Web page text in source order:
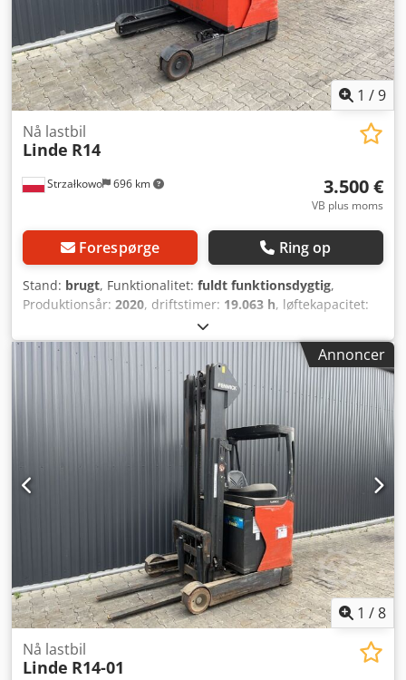
1 /9
Strzałkowo 696 km
Nå lastbil
Linde R14
3.500 €
VB plus moms
Forespørge Ring op
Stand: brugt, Funktionalitet: fuldt funktionsdygtig,
Produktionsår: 2020, driftstimer: 19.063 h, løftekapacitet:
7.560 mm
brændstoftype:elektrisk, mastetype:triplex,
bygningshøjde:
3.110 mm , drivtype: Elektro
, Reachtruck
ISO-klasse: ISO-klasse 3 = 2.500 - 4.999 kg Masttype: Triplex
Stand: Klar til brug og fuldt funktionsdygtig Teknisk stand:
god Batteri Volt: 48V Sideskifter, Djdpjw Hvg Hefx Apwskr
Annoncer
1 /8
Nå lastbil
Linde R14-01